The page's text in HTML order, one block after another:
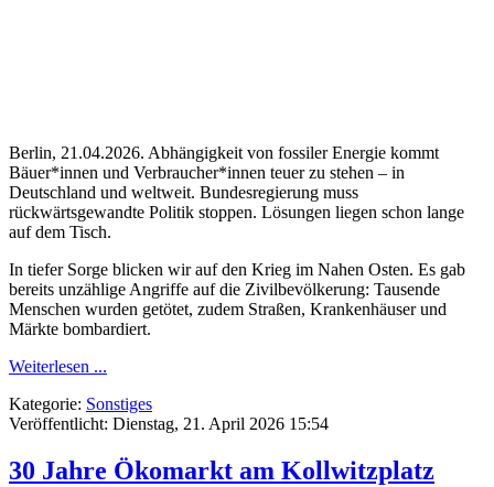
Berlin, 21.04.2026. Abhängigkeit von fossiler Energie kommt
Bäuer*innen und Verbraucher*innen teuer zu stehen – in
Deutschland und weltweit. Bundesregierung muss
rückwärtsgewandte Politik stoppen. Lösungen liegen schon lange
auf dem Tisch.
In tiefer Sorge blicken wir auf den Krieg im Nahen Osten. Es gab
bereits unzählige Angriffe auf die Zivilbevölkerung: Tausende
Menschen wurden getötet, zudem Straßen, Krankenhäuser und
Märkte bombardiert.
Weiterlesen ...
Kategorie: Sonstiges
Veröffentlicht: Dienstag, 21. April 2026 15:54
30 Jahre Ökomarkt am Kollwitzplatz